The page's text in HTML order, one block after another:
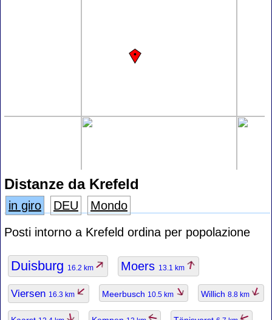
Distanze da Krefeld
in giro DEU
Mondo
Posti intorno a Krefeld ordina per popolazione
Duisburg 16.2 km Moers 13.1 km
Viersen 16.3 km Meerbusch 10.5 km Willich 8.8 km